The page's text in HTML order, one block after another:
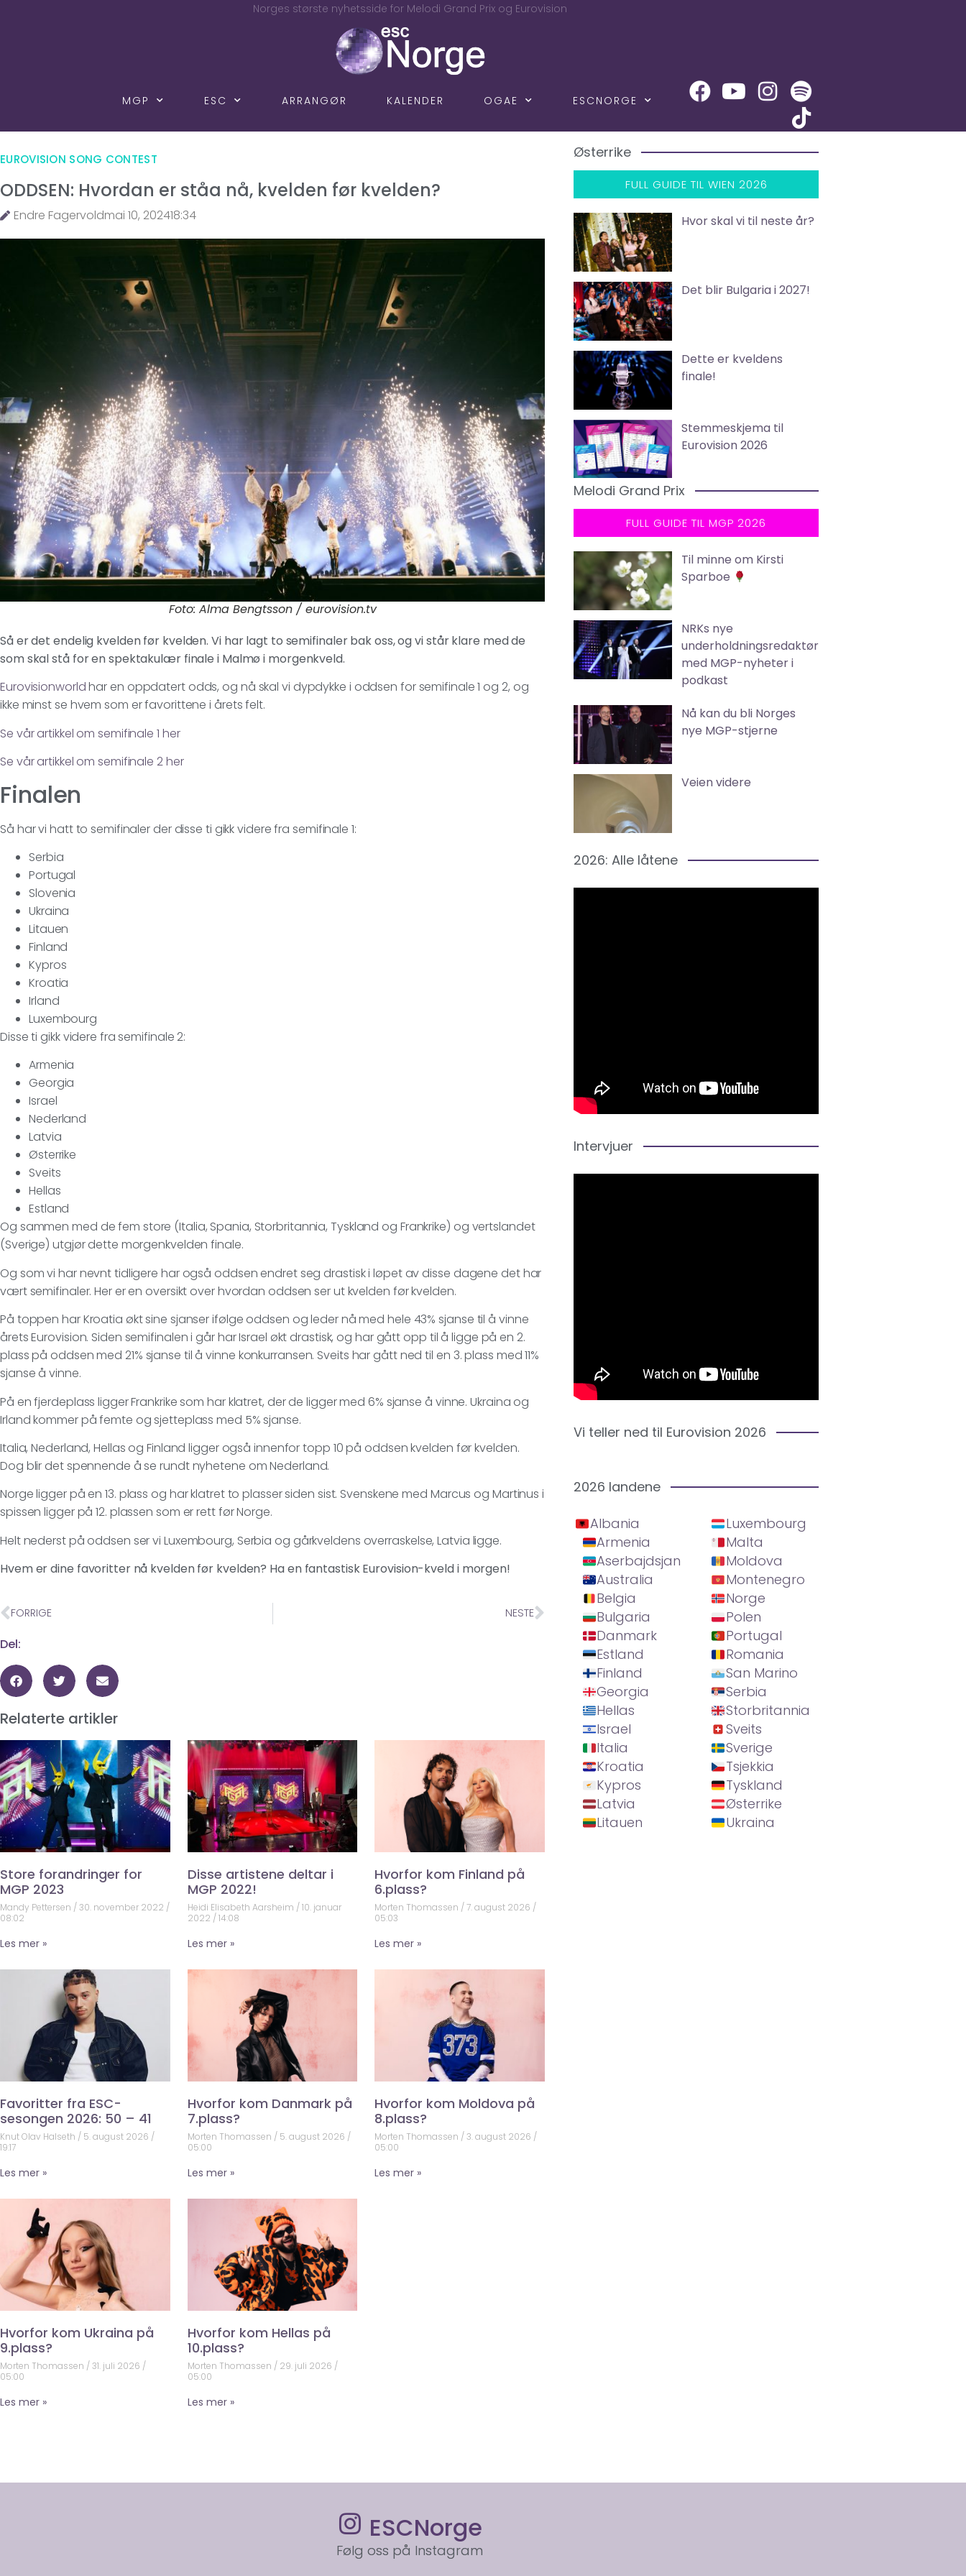
Norges største nyhetsside for Melodi Grand Prix og Eurovision
MGP ESC ARRANGØR KALENDER OGAE ESCNORGE
EUROVISION SONG CONTEST
ODDSEN: Hvordan er ståa nå, kvelden før kvelden?
Endre Fagervoldmai 10, 202418:34
Foto: Alma Bengtsson / eurovision.tv
Så er det endelig kvelden før kvelden. Vi har lagt to semifinaler bak oss, og vi står klare med de
som skal stå for en spektakulær finale i Malmø i morgenkveld.
Eurovisionworldhar en oppdatert odds, og nå skal vi dypdykke i oddsen for semifinale 1 og 2, og
ikke minst se hvem som er favorittene i årets felt.
Se vår artikkel om semifinale 1 her
Se vår artikkel om semifinale 2 her
Finalen
Så har vi hatt to semifinaler der disse ti gikk videre fra semifinale 1:
Serbia
Portugal
Slovenia
Ukraina
Litauen
Finland
Kypros
Kroatia
Irland
Luxembourg
Disse ti gikk videre fra semifinale 2:
Armenia
Georgia
Israel
Nederland
Latvia
Østerrike
Sveits
Hellas
Estland
Og sammen med de fem store (Italia, Spania, Storbritannia, Tyskland og Frankrike) og vertslandet
(Sverige) utgjør dette morgenkvelden finale.
Og som vi har nevnt tidligere har også oddsen endret seg drastisk i løpet av disse dagene det har
vært semifinaler. Her er en oversikt over hvordan oddsen ser ut kvelden før kvelden.
På toppen har Kroatia økt sine sjanser ifølge oddsen og leder nå med hele 43% sjanse til å vinne
årets Eurovision. Siden semifinalen i går har Israel økt drastisk, og har gått opp til å ligge på en 2.
plass på oddsen med 21% sjanse til å vinne konkurransen. Sveits har gått ned til en 3. plass med 11%
sjanse å vinne.
På en fjerdeplass ligger Frankrike som har klatret, der de ligger med 6% sjanse å vinne. Ukraina og
Irland kommer på femte og sjetteplass med 5% sjanse.
Italia, Nederland, Hellas og Finland ligger også innenfor topp 10 på oddsen kvelden før kvelden.
Dog blir det spennende å se rundt nyhetene om Nederland.
Norge ligger på en 13. plass og har klatret to plasser siden sist. Svenskene med Marcus og Martinus i
spissen ligger på 12. plassen som er rett før Norge.
Helt nederst på oddsen ser vi Luxembourg, Serbia og gårkveldens overraskelse, Latvia ligge.
Hvem er dine favoritter nå kvelden før kvelden? Ha en fantastisk Eurovision-kveld i morgen!
FORRIGE NESTE
Del:
Relaterte artikler
Store forandringer for
MGP 2023
Mandy Pettersen
30. november 2022
08:02
Les mer »
Disse artistene deltar i
MGP 2022!
Heidi Elisabeth Aarsheim 10. januar
2022 14:08
Les mer »
Hvorfor kom Finland på
6.plass?
Morten Thomassen
7. august 2026
05:03
Les mer »
Favoritter fra ESC-
sesongen 2026: 50 – 41
Knut Olav Halseth
5. august 2026
19:17
Les mer »
Hvorfor kom Danmark på
7.plass?
Morten Thomassen 5. august 2026
05:00
Les mer »
Hvorfor kom Moldova på
8.plass?
Morten Thomassen
3. august 2026
05:00
Les mer »
Hvorfor kom Ukraina på
9.plass?
Morten Thomassen
31. juli 2026
05:00
Les mer »
Hvorfor kom Hellas på
10.plass?
Morten Thomassen 29. juli 2026
05:00
Les mer »
Østerrike
FULL GUIDE TIL WIEN 2026
Hvor skal vi til neste år?
Det blir Bulgaria i 2027!
Dette er kveldens
finale!
Stemmeskjema til
Eurovision 2026
Melodi Grand Prix
FULL GUIDE TIL MGP 2026
Til minne om Kirsti
Sparboe
NRKs nye
underholdningsredaktør
med MGP-nyheter i
podkast
Nå kan du bli Norges
nye MGP-stjerne
Veien videre
2026: Alle låtene
Intervjuer
Vi teller ned til Eurovision 2026
2026 landene
Albania
Armenia
Aserbajdsjan
Australia
Belgia
Bulgaria
Danmark
Estland
Finland
Georgia
Hellas
Israel
Italia
Kroatia
Kypros
Latvia
Litauen
Luxembourg
Malta
Moldova
Montenegro
Norge
Polen
Portugal
Romania
San Marino
Serbia
Storbritannia
Sveits
Sverige
Tsjekkia
Tyskland
Østerrike
Ukraina
ESCNorge
Følg oss på Instagram